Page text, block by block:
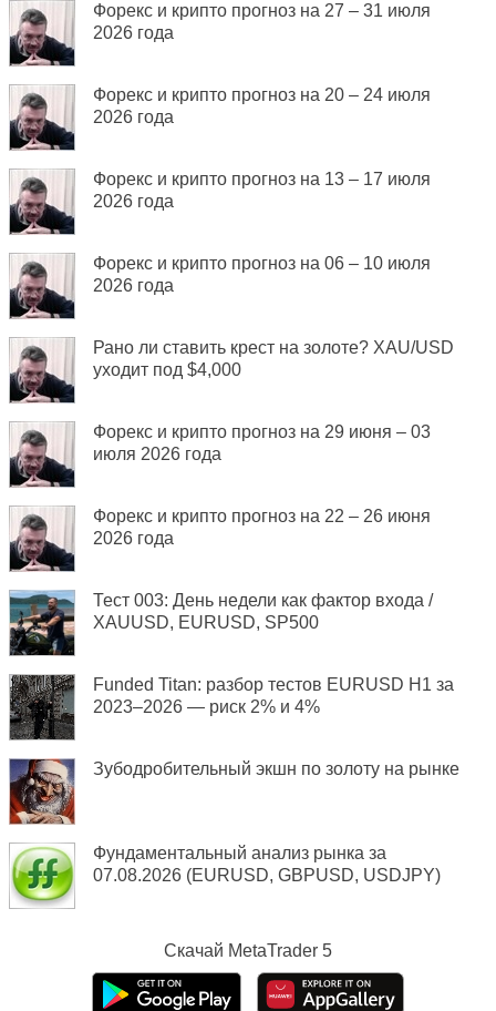
Форекс и крипто прогноз на 27 – 31 июля
2026 года
Форекс и крипто прогноз на 20 – 24 июля
2026 года
Форекс и крипто прогноз на 13 – 17 июля
2026 года
Форекс и крипто прогноз на 06 – 10 июля
2026 года
Рано ли ставить крест на золоте? XAU/USD
уходит под $4,000
Форекс и крипто прогноз на 29 июня – 03
июля 2026 года
Форекс и крипто прогноз на 22 – 26 июня
2026 года
Тест 003: День недели как фактор входа /
XAUUSD, EURUSD, SP500
Funded Titan: разбор тестов EURUSD H1 за
2023–2026 — риск 2% и 4%
Зубодробительный экшн по золоту на рынке
Фундаментальный анализ рынка за
07.08.2026 (EURUSD, GBPUSD, USDJPY)
Скачай MetaTrader 5